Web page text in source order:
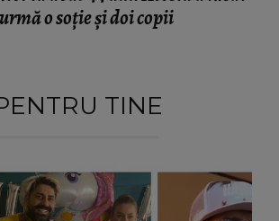
o soție și doi copii
TINE